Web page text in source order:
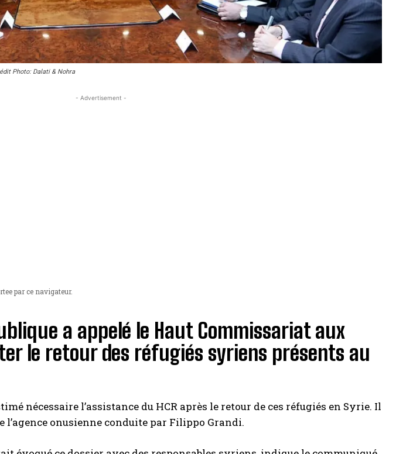
Photo: Dalati & Nohra
- Advertisement -
par ce navigateur.
a appelé le Haut Commissariat aux
le retour des réfugiés syriens présents au
nécessaire l’assistance du HCR après le retour de ces réfugiés en Syrie. Il
onusienne conduite par Filippo Grandi.